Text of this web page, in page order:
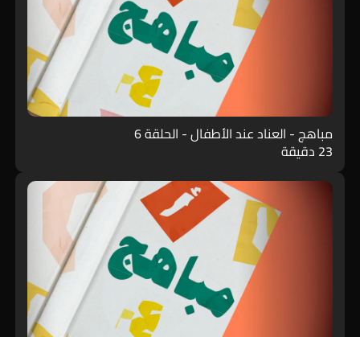
مباهج - العناد عند الأطفال - الحلقة 6
23 دقيقة